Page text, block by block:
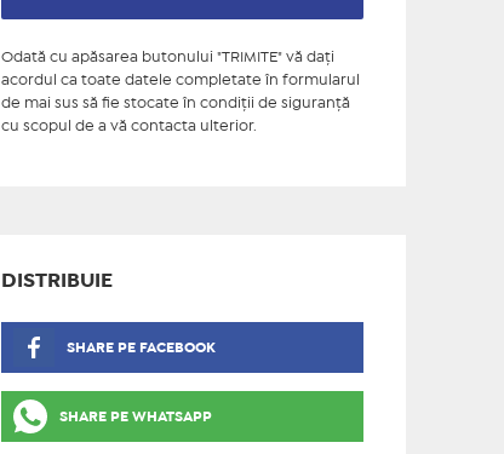
Odată cu apăsarea butonului "TRIMITE" vă daţi
acordul ca toate datele completate în formularul
de mai sus să fie stocate în condiţii de siguranţă
cu scopul de a vă contacta ulterior.
DISTRIBUIE
SHARE PE FACEBOOK
SHARE PE WHATSAPP